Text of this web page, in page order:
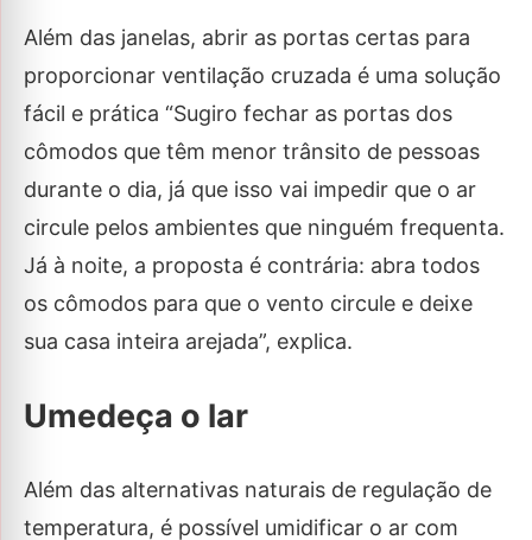
Além das janelas, abrir as portas certas para
proporcionar ventilação cruzada é uma solução
fácil e prática “Sugiro fechar as portas dos
cômodos que têm menor trânsito de pessoas
durante o dia, já que isso vai impedir que o ar
circule pelos ambientes que ninguém frequenta.
Já à noite, a proposta é contrária: abra todos
os cômodos para que o vento circule e deixe
sua casa inteira arejada”, explica.
Umedeça o lar
Além das alternativas naturais de regulação de
temperatura, é possível umidificar o ar com